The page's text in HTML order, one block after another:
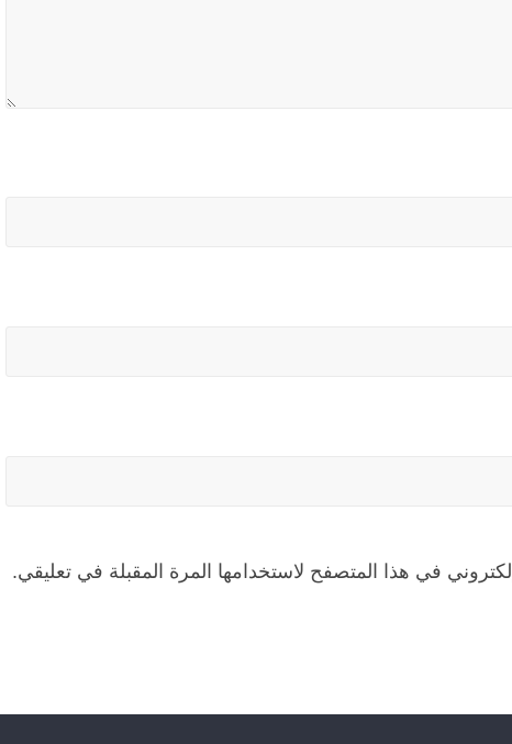
في هذا المتصفح لاستخدامها المرة المقبلة في تعليقي.